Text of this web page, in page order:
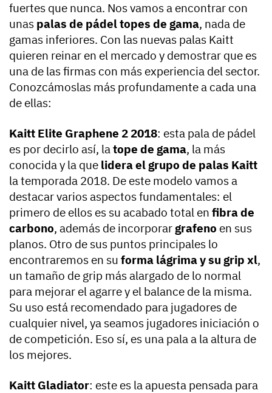
fuertes que nunca. Nos vamos a encontrar con
unas palas de pádel topes de gama, nada de
gamas inferiores. Con las nuevas palas Kaitt
quieren reinar en el mercado y demostrar que es
una de las firmas con más experiencia del sector.
Conozcámoslas más profundamente a cada una
de ellas:
Kaitt Elite Graphene 2 2018: esta pala de pádel
es por decirlo así, latope de gama, la más
conocida y la que lidera el grupo de palas Kaitt
la temporada 2018. De este modelo vamos a
destacar varios aspectos fundamentales: el
primero de ellos es su acabado total en fibra de
carbono, además de incorporar grafeno en sus
planos. Otro de sus puntos principales lo
encontraremos en su forma lágrima y su grip xl,
un tamaño de grip más alargado de lo normal
para mejorar el agarre y el balance de la misma.
Su uso está recomendado para jugadores de
cualquier nivel, ya seamos jugadores iniciación o
de competición. Eso sí, es una pala a la altura de
los mejores.
Kaitt Gladiator: este es la apuesta pensada para